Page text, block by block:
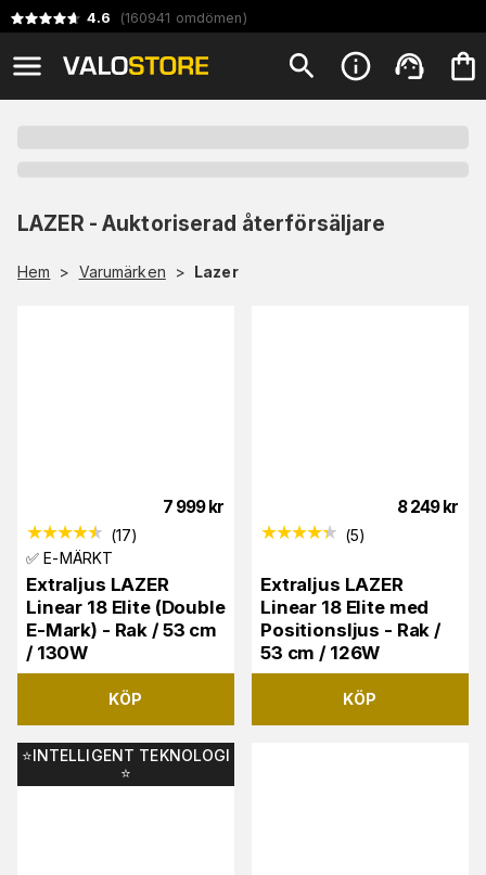
4.6 (160941 omdömen)
LAZER - Auktoriserad återförsäljare
Hem > Varumärken > Lazer
7 999 kr
(17)
✅ E-MÄRKT
Extraljus LAZER
Linear 18 Elite (Double
E-Mark) - Rak / 53 cm
/ 130W
KÖP
8 249 kr
(5)
Extraljus LAZER
Linear 18 Elite med
Positionsljus - Rak /
53 cm / 126W
KÖP
⭐️INTELLIGENT TEKNOLOGI
⭐️